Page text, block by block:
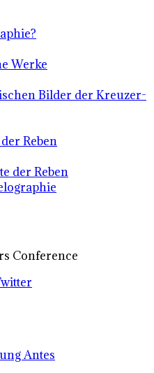
Werke
Bilder der Kreuzer-
Reben
der Reben
Conference
Antes